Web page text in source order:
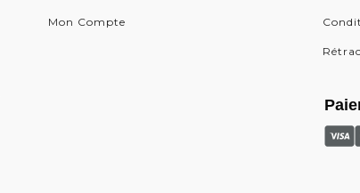
Mon Compte